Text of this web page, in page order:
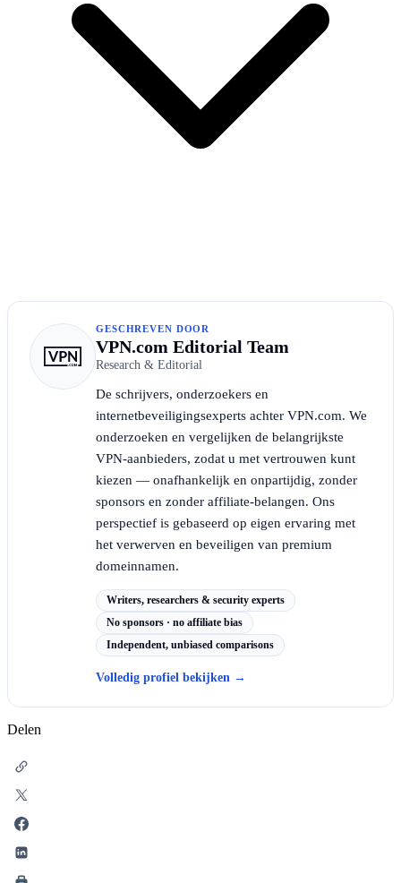
GESCHREVEN DOOR
VPN.com Editorial Team
Research & Editorial
De schrijvers, onderzoekers en
internetbeveiligingsexperts achter VPN.com. We
onderzoeken en vergelijken de belangrijkste
VPN-aanbieders, zodat u met vertrouwen kunt
kiezen — onafhankelijk en onpartijdig, zonder
sponsors en zonder affiliate-belangen. Ons
perspectief is gebaseerd op eigen ervaring met
het verwerven en beveiligen van premium
domeinnamen.
Writers, researchers & security experts
No sponsors · no affiliate bias
Independent, unbiased comparisons
Volledig profiel bekijken →
Delen